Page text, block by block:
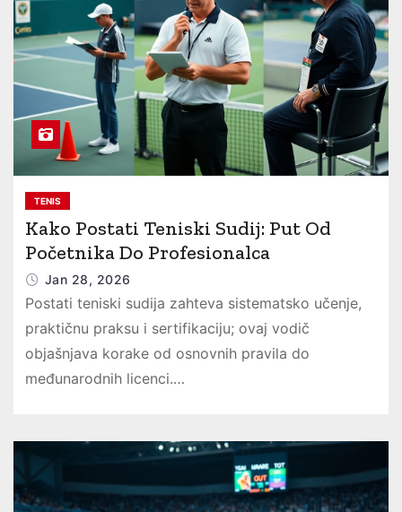
TENIS
Kako Postati Teniski Sudij: Put Od
Početnika Do Profesionalca
Jan 28, 2026
Postati teniski sudija zahteva sistematsko učenje,
praktičnu praksu i sertifikaciju; ovaj vodič
objašnjava korake od osnovnih pravila do
međunarodnih licenci.…